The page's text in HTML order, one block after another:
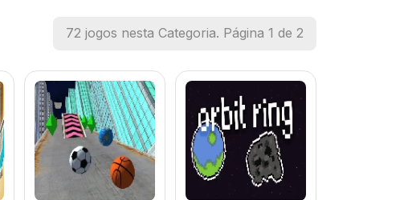
72 jogos nesta Categoria. Página 1 de 2